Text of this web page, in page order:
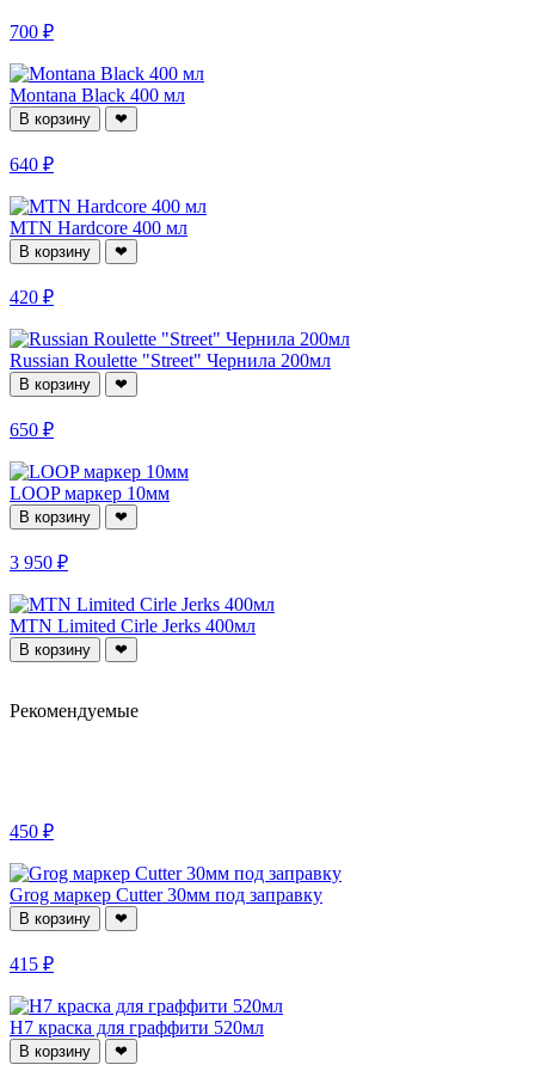
700 ₽
Montana Black 400 мл
В корзину ❤
640 ₽
MTN Hardcore 400 мл
В корзину ❤
420 ₽
Russian Roulette "Street" Чернила 200мл
В корзину ❤
650 ₽
LOOP маркер 10мм
В корзину ❤
3 950 ₽
MTN Limited Cirle Jerks 400мл
В корзину ❤
Рекомендуемые
450 ₽
Grog маркер Cutter 30мм под заправку
В корзину ❤
415 ₽
H7 краска для граффити 520мл
В корзину ❤